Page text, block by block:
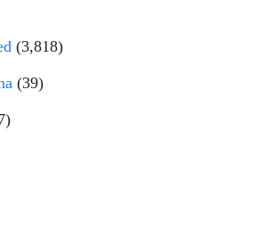
(3,818)
(39)